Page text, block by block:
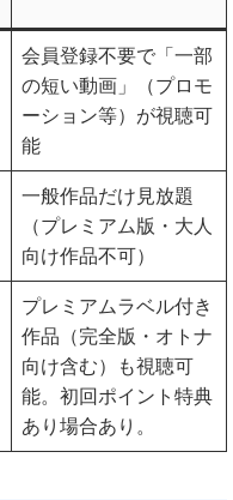
会員登録不要で「一部
の短い動画」（プロモ
ーション等）が視聴可
能
一般作品だけ見放題
（プレミアム版・大人
向け作品不可）
プレミアムラベル付き
作品（完全版・オトナ
向け含む）も視聴可
能。初回ポイント特典
あり場合あり。